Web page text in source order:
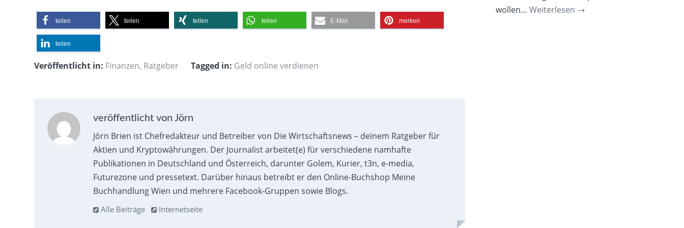
teilen teilen teilen teilen E-Mail merken
teilen
Veröffentlicht in: Finanzen, Ratgeber Tagged in: Geld online verdienen
veröffentlicht von Jörn
Jörn Brien ist Chefredakteur und Betreiber von Die Wirtschaftsnews – deinem Ratgeber für
Aktien und Kryptowährungen. Der Journalist arbeitet(e) für verschiedene namhafte
Publikationen in Deutschland und Österreich, darunter Golem, Kurier, t3n, e-media,
Futurezone und pressetext. Darüber hinaus betreibt er den Online-Buchshop Meine
Buchhandlung Wien und mehrere Facebook-Gruppen sowie Blogs.
Alle Beiträge Internetseite
wollen…Weiterlesen →